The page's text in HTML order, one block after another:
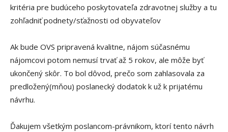
kritéria pre budúceho poskytovateľa zdravotnej služby a tu
zohľadniť podnety/sťažnosti od obyvateľov
Ak bude OVS pripravená kvalitne, nájom súčasnému
nájomcovi potom nemusí trvať až 5 rokov, ale môže byť
ukončený skôr. To bol dôvod, prečo som zahlasovala za
predložený(mňou) poslanecký dodatok k už k prijatému
návrhu.
Ďakujem všetkým poslancom-právnikom, ktorí tento návrh